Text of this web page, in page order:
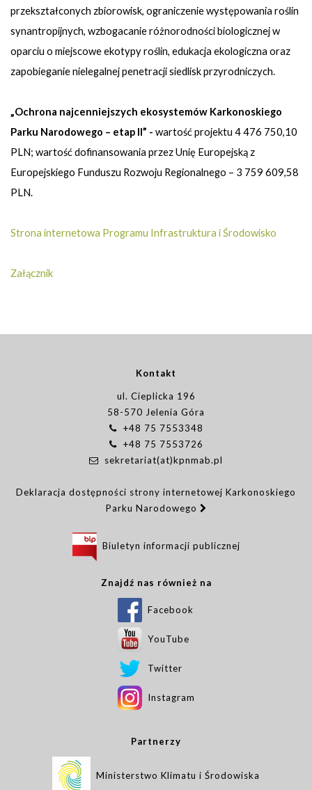
przekształconych zbiorowisk, ograniczenie występowania roślin
synantropijnych, wzbogacanie różnorodności biologicznej w
oparciu o miejscowe ekotypy roślin, edukacja ekologiczna oraz
zapobieganie nielegalnej penetracji siedlisk przyrodniczych.
„Ochrona najcenniejszych ekosystemów Karkonoskiego
Parku Narodowego – etap II” - wartość projektu 4 476 750,10
PLN; wartość dofinansowania przez Unię Europejską z
Europejskiego Funduszu Rozwoju Regionalnego – 3 759 609,58
PLN.
Strona internetowa Programu Infrastruktura i Środowisko
Załącznik
Kontakt
ul. Cieplicka 196
58-570 Jelenia Góra
+48 75 7553348
+48 75 7553726
sekretariat(at)kpnmab.pl
Deklaracja dostępności strony internetowej Karkonoskiego
Parku Narodowego
Biuletyn informacji publicznej
Znajdź nas również na
Facebook
YouTube
Twitter
Instagram
Partnerzy
Ministerstwo Klimatu i Środowiska